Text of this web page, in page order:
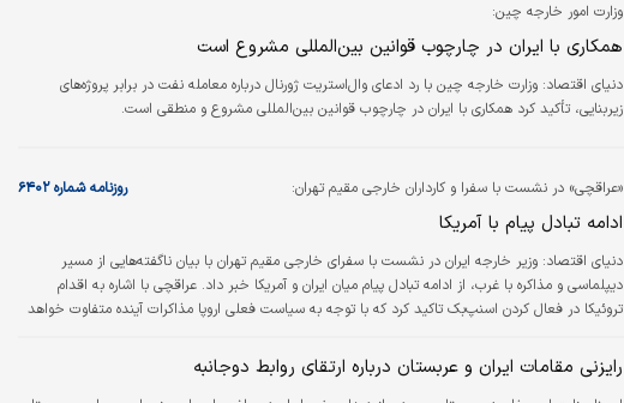
وزارت امور خارجه چین:
همکاری با ایران در چارچوب قوانین بین‌المللی مشروع است
دنیای اقتصاد: وزارت خارجه چین با رد ادعای وال‌استریت ژورنال درباره معامله نفت در برابر پروژه‌های
زیربنایی، تأکید کرد همکاری با ایران در چارچوب قوانین بین‌المللی مشروع و منطقی است.
«عراقچی» در نشست با سفرا و کارداران خارجی مقیم تهران: روزنامه شماره ۶۴۰۲
ادامه تبادل پیام با آمریکا
دنیای اقتصاد: وزیر خارجه ایران در نشست با سفرای خارجی مقیم تهران با بیان ناگفته‌هایی از مسیر
دیپلماسی و مذاکره با غرب، از ادامه تبادل پیام میان ایران و آمریکا خبر داد. عراقچی با اشاره به اقدام
تروئیکا در فعال کردن اسنپ‌بک تاکید کرد که با توجه به سیاست فعلی اروپا مذاکرات آینده متفاوت خواهد
رایزنی مقامات ایران و عربستان درباره ارتقای روابط دوجانبه